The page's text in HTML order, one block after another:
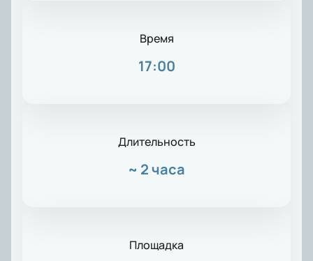
Время
17:00
Длительность
~ 2 часа
Площадка